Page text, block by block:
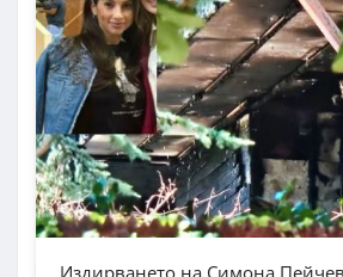
Издирването на Симона